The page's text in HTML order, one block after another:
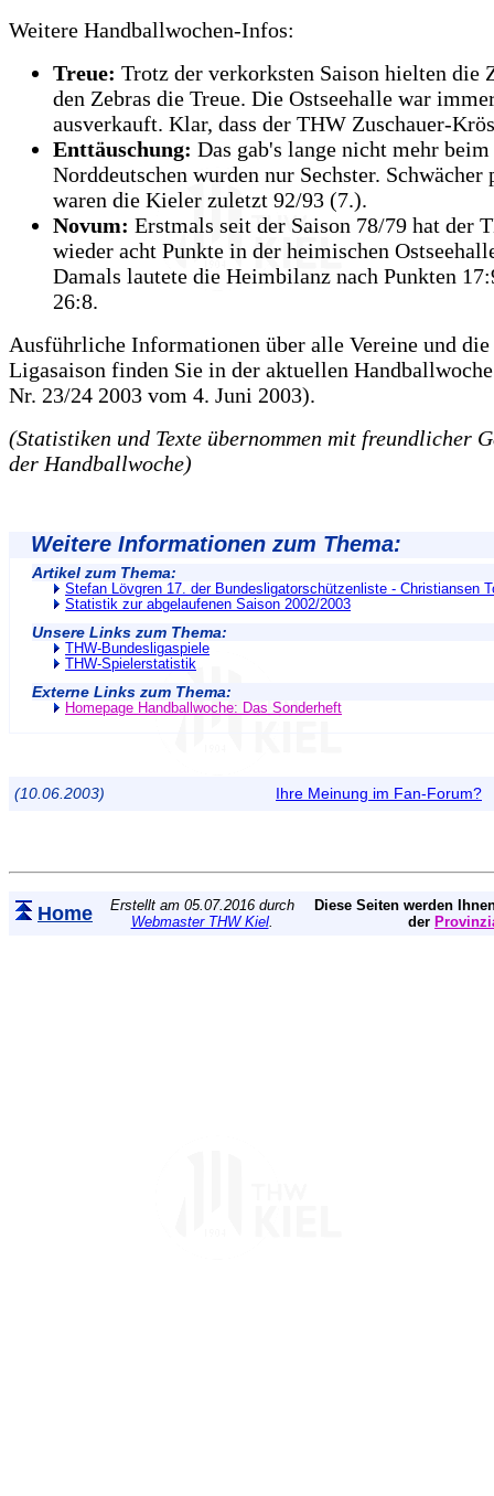
Weitere Handballwochen-Infos:
Treue: Trotz der verkorksten Saison hielten die
den Zebras die Treue. Die Ostseehalle war
ausverkauft. Klar, dass der THW Zuschauer-
Enttäuschung: Das gab's lange nicht mehr
Norddeutschen wurden nur Sechster. Schwächer
waren die Kieler zuletzt 92/93 (7.).
Novum: Erstmals seit der Saison 78/79 hat der
wieder acht Punkte in der heimischen
Damals lautete die Heimbilanz nach Punkten
26:8.
Ausführliche Informationen über alle Vereine und
Ligasaison finden Sie in der aktuellen
Nr. 23/24 2003 vom 4. Juni 2003).
(Statistiken und Texte übernommen mit freundlicher
der Handballwoche)
Weitere Informationen zum Thema:
Artikel zum Thema:
Stefan Lövgren 17. der Bundesligatorschützenliste - Christiansen
Statistik zur abgelaufenen Saison 2002/2003
Unsere Links zum Thema:
THW-Bundesligaspiele
THW-Spielerstatistik
Externe Links zum Thema:
Homepage Handballwoche: Das Sonderheft
(10.06.2003) Ihre Meinung im Fan-Forum?
Home
Erstellt am 05.07.2016 durch
Webmaster THW Kiel.
Diese Seiten werden
der